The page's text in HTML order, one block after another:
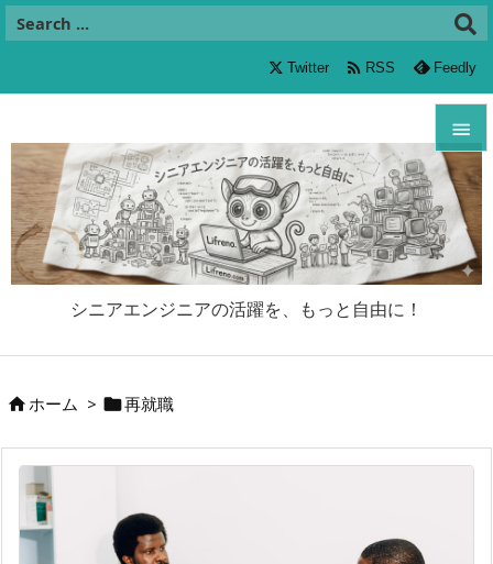
シニアエンジニアの活躍を、もっと自由に！


メニュ

サイド

検索
Twitter  RSS Feedly
ホーム > 再就職